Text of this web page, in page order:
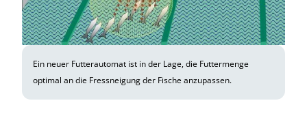
Ein neuer Futterautomat ist in der Lage, die Futtermenge
optimal an die Fressneigung der Fische anzupassen.